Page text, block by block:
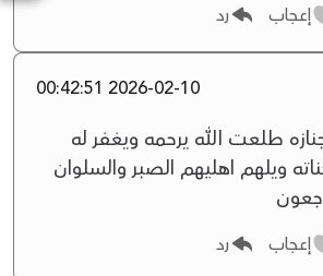
إعجاب رد
2026-02-10 00:42:51
طلعت الله يرحمه ويغفر له
ويلهم اهليهم الصبر والسلوان
إعجاب رد